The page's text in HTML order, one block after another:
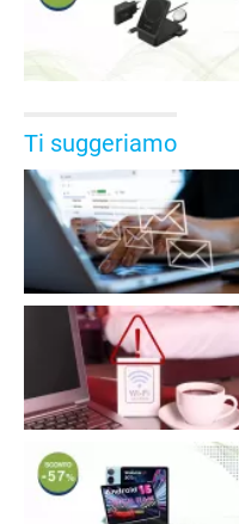
Ti suggeriamo